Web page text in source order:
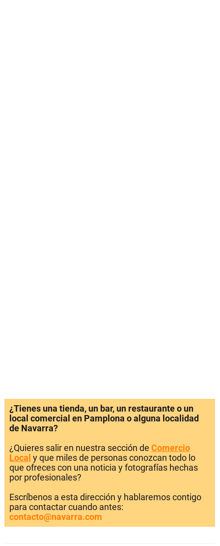
¿Tienes una tienda, un bar, un restaurante o un
local comercial en Pamplona o alguna localidad
de Navarra?
¿Quieres salir en nuestra sección de Comercio
Local y que miles de personas conozcan todo lo
que ofreces con una noticia y fotografías hechas
por profesionales?
Escríbenos a esta dirección y hablaremos contigo
para contactar cuando antes:
contacto@navarra.com